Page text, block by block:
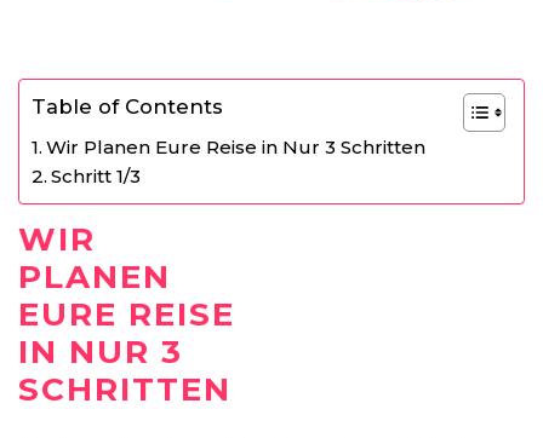
Table of Contents
Wir Planen Eure Reise in Nur 3 Schritten
Schritt 1/3
WIR
PLANEN
EURE REISE
IN NUR 3
SCHRITTEN